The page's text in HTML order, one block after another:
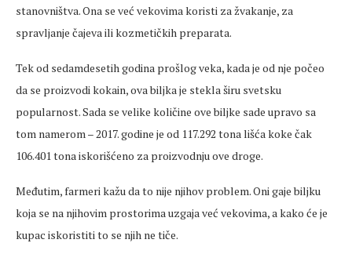
stanovništva. Ona se već vekovima koristi za žvakanje, za
spravljanje čajeva ili kozmetičkih preparata.
Tek od sedamdesetih godina prošlog veka, kada je od nje počeo
da se proizvodi kokain, ova biljka je stekla širu svetsku
popularnost. Sada se velike količine ove biljke sade upravo sa
tom namerom – 2017. godine je od 117.292 tona lišća koke čak
106.401 tona iskorišćeno za proizvodnju ove droge.
Međutim, farmeri kažu da to nije njihov problem. Oni gaje biljku
koja se na njihovim prostorima uzgaja već vekovima, a kako će je
kupac iskoristiti to se njih ne tiče.